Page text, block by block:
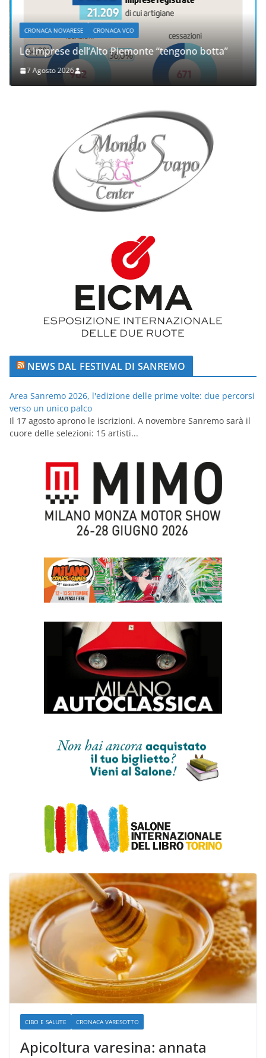
CRONACA NOVARESE CRONACA VCO
Le Imprese dell’Alto Piemonte “tengono botta”
7 Agosto 2026 .
NEWS DAL FESTIVAL DI SANREMO
Area Sanremo 2026, l'edizione delle prime volte: due percorsi
verso un unico palco
Il 17 agosto aprono le iscrizioni. A novembre Sanremo sarà il
cuore delle selezioni: 15 artisti...
CIBO E SALUTE CRONACA VARESOTTO
Apicoltura varesina: annata